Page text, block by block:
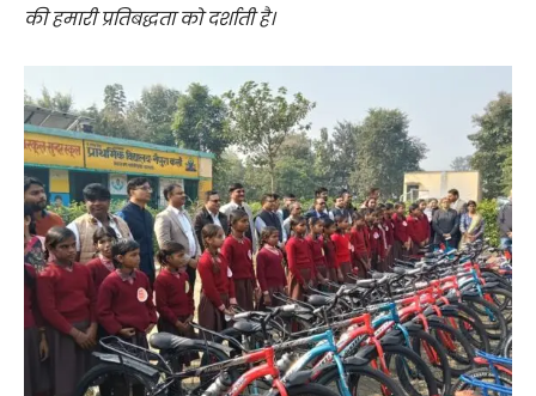
की हमारी प्रतिबद्धता को दर्शाती है।